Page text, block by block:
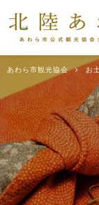
あわら市観光協会 お